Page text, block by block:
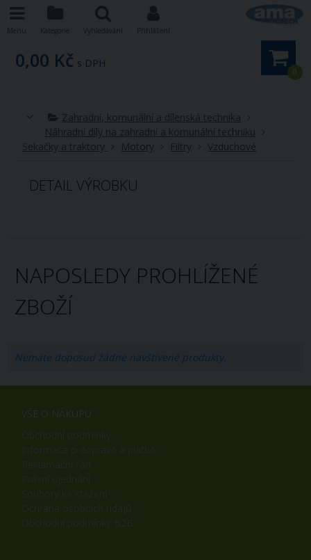
0
0,00 Kč s DPH
Zahradní, komunální a dílenská technika
Náhradní díly na zahradní a komunální techniku
Sekačky a traktory
Motory Filtry Vzduchové
DETAIL VÝROBKU
NAPOSLEDY PROHLÍŽENÉ
ZBOŽÍ
Nemáte doposud žádné navštívené produkty.
VŠE O NÁKUPU
Menu Kategorie Vyhledávání Přihlášení